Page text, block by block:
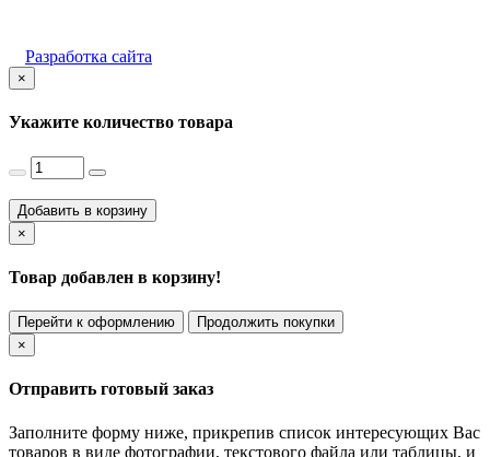
Разработка сайта
×
Укажите количество товара
Добавить в корзину
×
Товар добавлен в корзину!
Перейти к оформлению
Продолжить покупки
×
Отправить готовый заказ
Заполните форму ниже, прикрепив список интересующих Вас
товаров в виде фотографии, текстового файла или таблицы, и